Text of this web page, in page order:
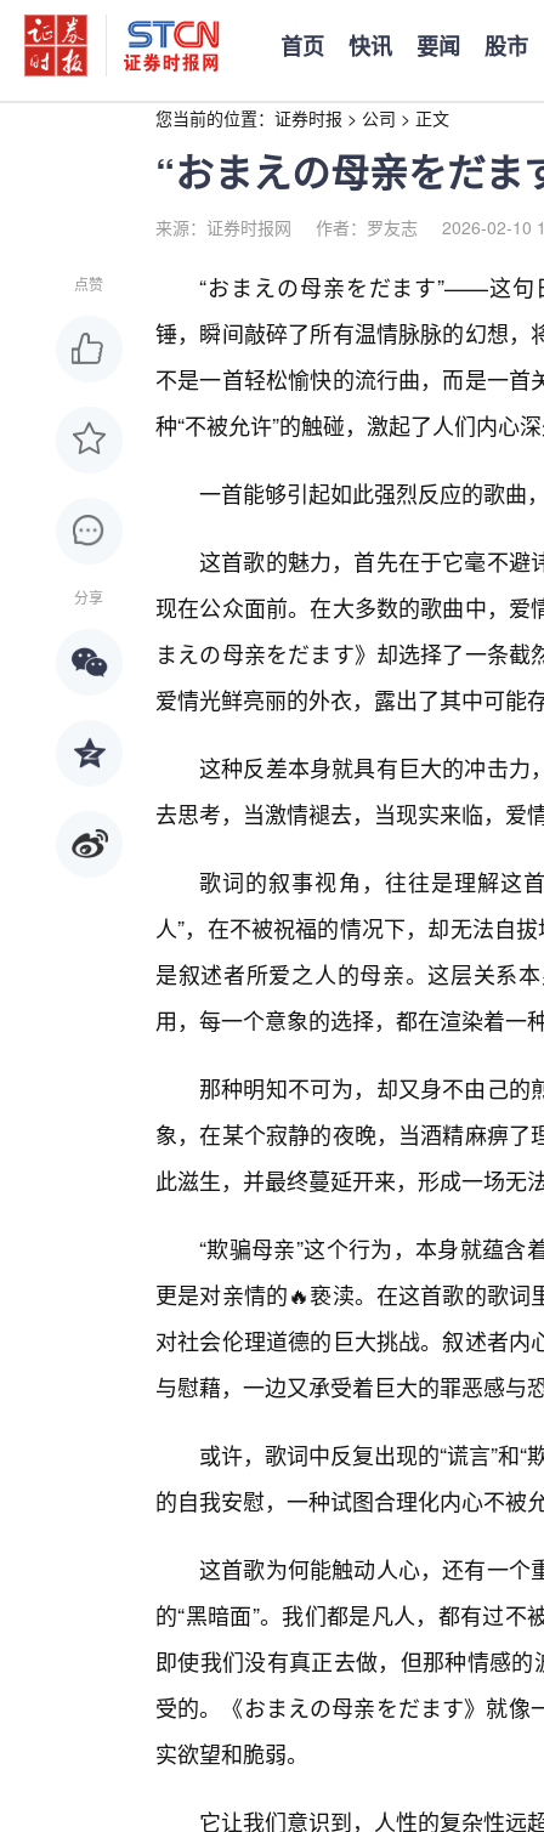
首页 快讯 要闻 股市
您当前的位置： 证券时报 > 公司 > 正文
“おまえの母亲をだま
来源：证券时报网 作者：罗友志 2026-02-10
点赞
分享
“おまえの母亲をだます”——这句
锤，瞬间敲碎了所有温情脉脉的幻想
不是一首轻松愉快的流行曲，而是一
种“不被允许”的触碰，激起了人们内心
一首能够引起如此强烈反应的歌曲
这首歌的魅力，首先在于它毫不避
现在公众面前。在大多数的歌曲中，
まえの母亲をだます》却选择了一条
爱情光鲜亮丽的外衣，露出了其中可能
这种反差本身就具有巨大的冲击力
去思考，当激情褪去，当现实来临，爱
歌词的叙事视角，往往是理解这
人”，在不被祝福的情况下，却无法自
是叙述者所爱之人的母亲。这层关系
用，每一个意象的选择，都在渲染着一
那种明知不可为，却又身不由己
象，在某个寂静的夜晚，当酒精麻痹
此滋生，并最终蔓延开来，形成一场无
“欺骗母亲”这个行为，本身就蕴
更是对亲情的🔥亵渎。在这首歌的歌
对社会伦理道德的巨大挑战。叙述者
与慰藉，一边又承受着巨大的罪恶感与
或许，歌词中反复出现的“谎言”和
的自我安慰，一种试图合理化内心不被
这首歌为何能触动人心，还有一个
的“黑暗面”。我们都是凡人，都有过
即使我们没有真正去做，但那种情感
受的。《おまえの母亲をだます》就
实欲望和脆弱。
它让我们意识到，人性的复杂性远